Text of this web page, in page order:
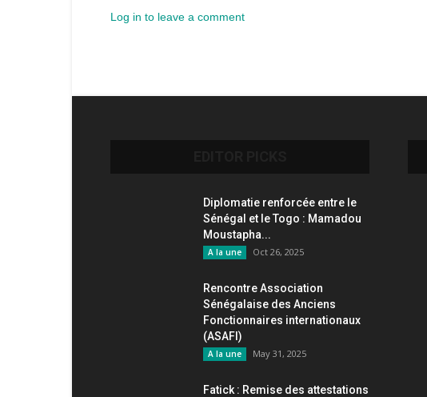
Log in to leave a comment
Diplomatie renforcée entre le
Sénégal et le Togo : Mamadou
Moustapha...
A la une Oct 26, 2025
Rencontre Association
Sénégalaise des Anciens
Fonctionnaires internationaux
(ASAFI)
A la une May 31, 2025
Fatick : Remise des attestations